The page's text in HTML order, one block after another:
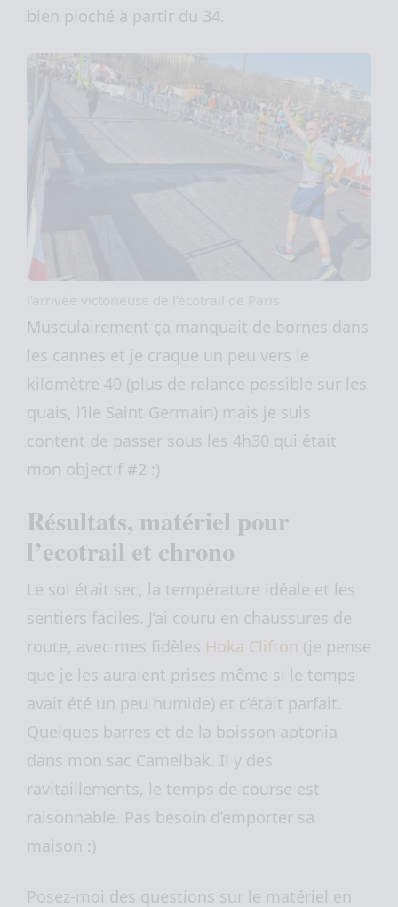
bien pioché à partir du 34.
Musculairement ça manquait de bornes dans
les cannes et je craque un peu vers le
kilomètre 40 (plus de relance possible sur les
quais, l’ile Saint Germain) mais je suis
content de passer sous les 4h30 qui était
mon objectif #2 :)
Résultats, matériel pour
l’ecotrail et chrono
Le sol était sec, la température idéale et les
sentiers faciles. J’ai couru en chaussures de
route, avec mes fidèles Hoka Clifton (je pense
que je les auraient prises même si le temps
avait été un peu humide) et c’était parfait.
Quelques barres et de la boisson aptonia
dans mon sac Camelbak. Il y des
ravitaillements, le temps de course est
raisonnable. Pas besoin d’emporter sa
maison :)
Posez-moi des questions sur le matériel en